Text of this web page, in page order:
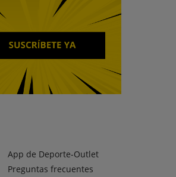
App de Deporte-Outlet
Preguntas frecuentes